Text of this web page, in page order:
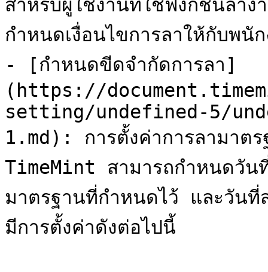
สำหรับผู้ใช้งานที่ใช้ฟังก์ชันลา
กำหนดเงื่อนไขการลาให้กับพนั
- [กำหนดขีดจำกัดการลา]
(https://
setting/undefined-5/
1.md): การตั้งค่าการลามาต
TimeMint สามารถกำหนดวัน
มาตรฐานที่กำหนดไว้ และวัน